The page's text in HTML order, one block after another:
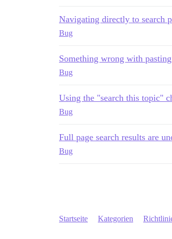
Navigating directly to search
Bug
Something wrong with
Bug
Using the "search this topic"
Bug
Full page search results are
Bug
Startseite Kategorien